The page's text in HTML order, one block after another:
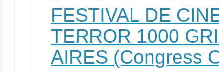
FESTIVAL DE
TERROR 1000
AIRES (Congress